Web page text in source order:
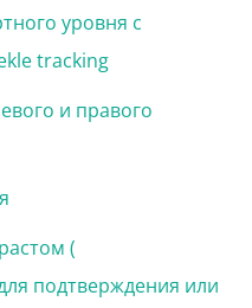
уровня с
tracking
и правого
(
подтверждения или